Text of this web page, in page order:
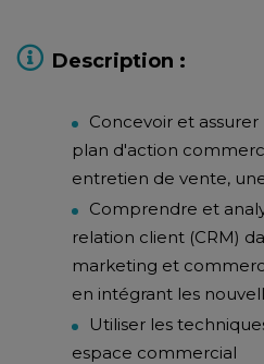
Description :
Concevoir et
plan d'action
entretien de vente,
Comprendre et
relation client (CRM)
marketing et
en intégrant les
Utiliser les
espace commercial